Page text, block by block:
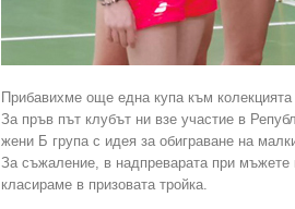
Прибавихме още една купа към
За пръв път клубът ни взе участие в
жени Б група с идея за обиграване на
За съжаление, в надпреварата при
класираме в призовата тройка.